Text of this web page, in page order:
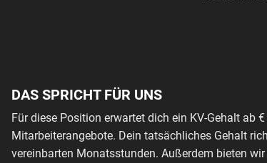
DAS SPRICHT FÜR UNS
Für diese Position erwartet dich ein KV-Gehalt ab
Mitarbeiterangebote. Dein tatsächliches Gehalt
vereinbarten Monatsstunden. Außerdem bieten